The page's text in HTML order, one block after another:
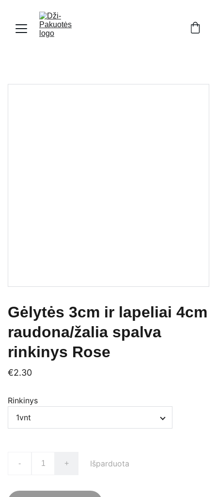
Gėlytės 3cm ir lapeliai 4cm
raudona/žalia spalva
rinkinys Rose
€2.30
Rinkinys
- + Išparduota